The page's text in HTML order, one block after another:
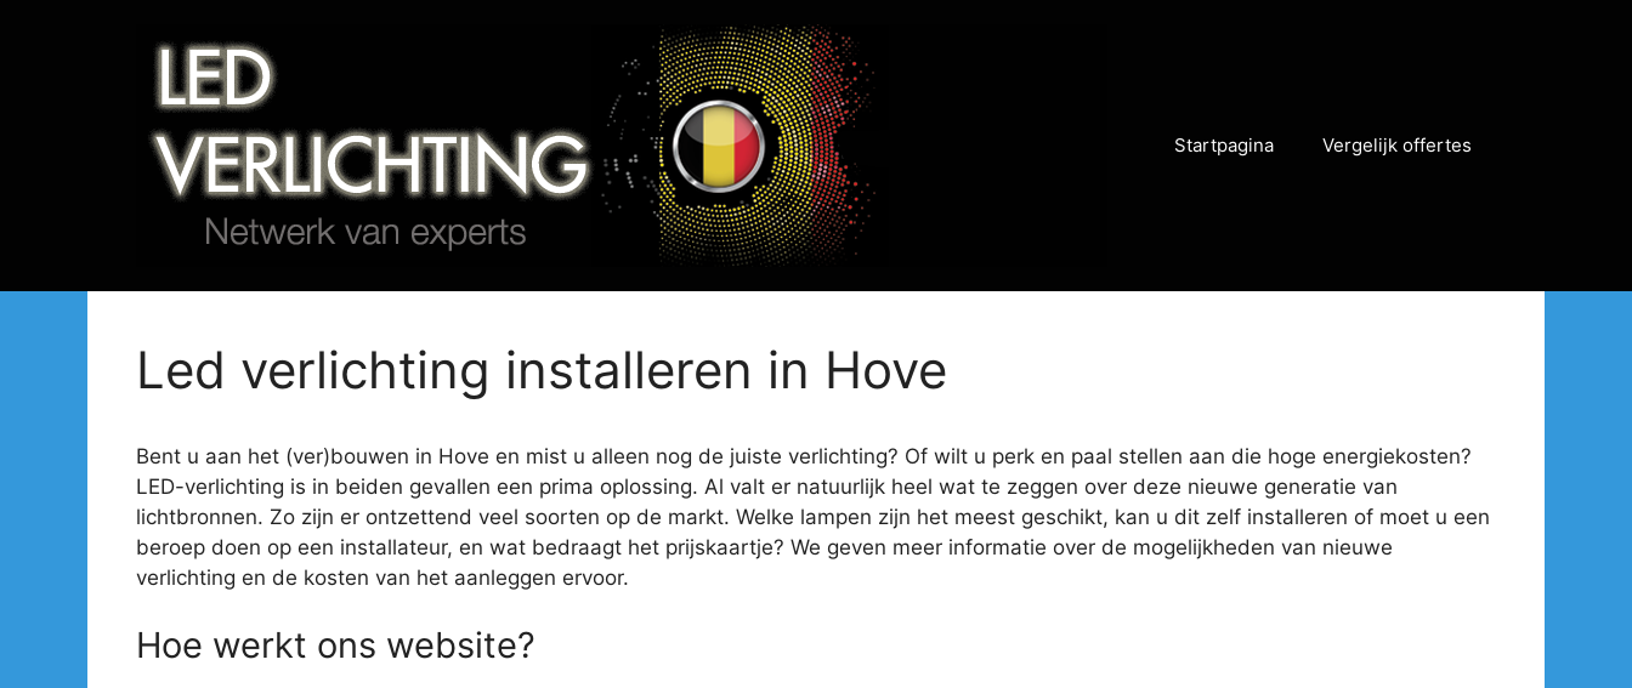
Startpagina Vergelijk offertes
Led verlichting installeren in Hove
Bent u aan het (ver)bouwen in Hove en mist u alleen nog de juiste verlichting? Of wilt u perk en paal stellen aan die hoge energiekosten?
LED-verlichting is in beiden gevallen een prima oplossing. Al valt er natuurlijk heel wat te zeggen over deze nieuwe generatie van
lichtbronnen. Zo zijn er ontzettend veel soorten op de markt. Welke lampen zijn het meest geschikt, kan u dit zelf installeren of moet u een
beroep doen op een installateur, en wat bedraagt het prijskaartje? We geven meer informatie over de mogelijkheden van nieuwe
verlichting en de kosten van het aanleggen ervoor.
Hoe werkt ons website?